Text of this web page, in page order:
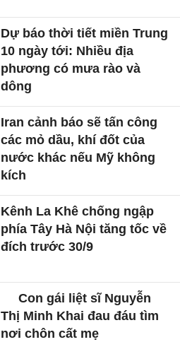
Dự báo thời tiết miền Trung
10 ngày tới: Nhiều địa
phương có mưa rào và
dông
Iran cảnh báo sẽ tấn công
các mỏ dầu, khí đốt của
nước khác nếu Mỹ không
kích
Kênh La Khê chống ngập
phía Tây Hà Nội tăng tốc về
đích trước 30/9
Con gái liệt sĩ Nguyễn
Thị Minh Khai đau đáu tìm
nơi chôn cất mẹ